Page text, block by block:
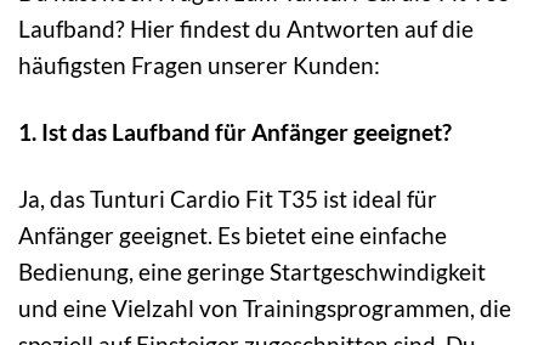
Laufband? Hier findest du Antworten auf die
häufigsten Fragen unserer Kunden:
1. Ist das Laufband für Anfänger geeignet?
Ja, das Tunturi Cardio Fit T35 ist ideal für
Anfänger geeignet. Es bietet eine einfache
Bedienung, eine geringe Startgeschwindigkeit
und eine Vielzahl von Trainingsprogrammen, die